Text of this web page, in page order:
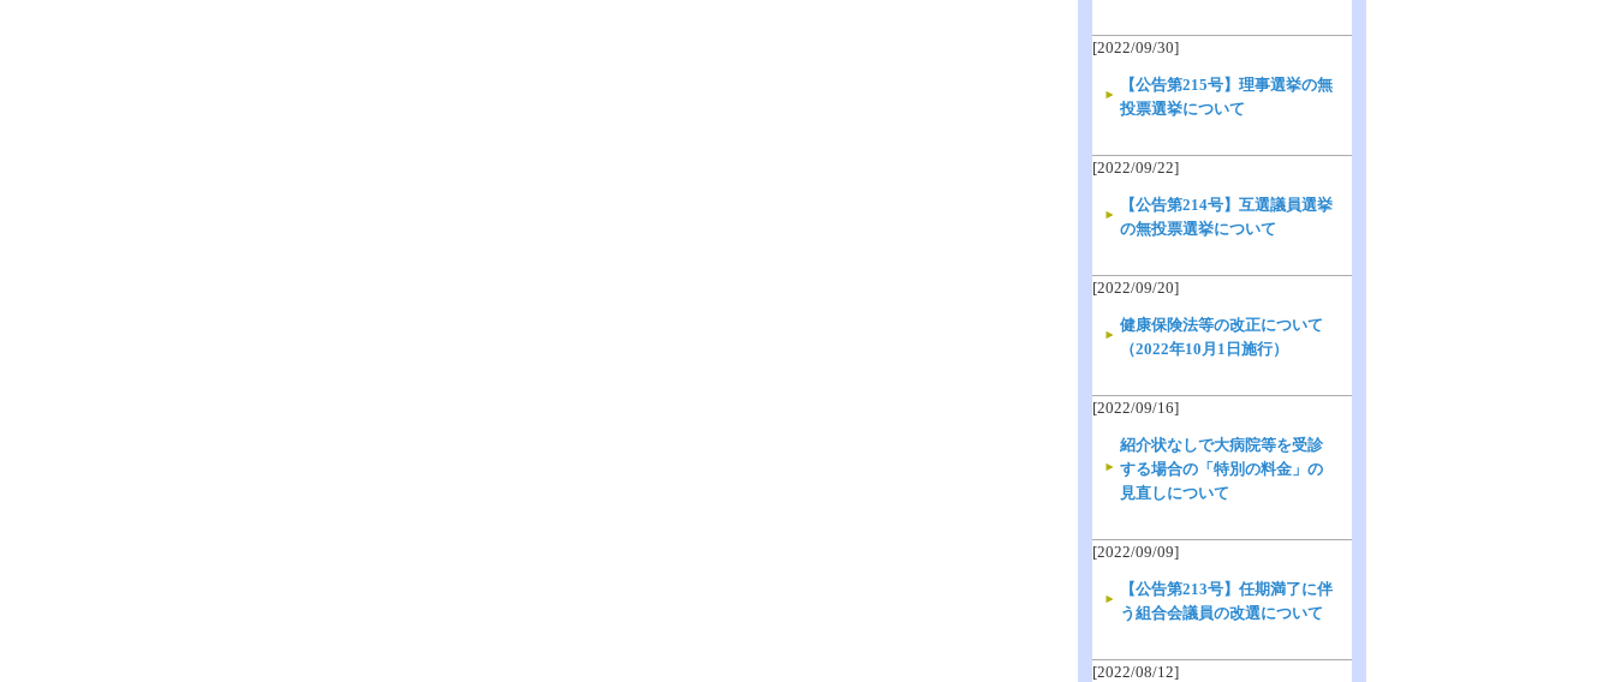
[2022/09/30]
【公告第215号】理事選挙の無
投票選挙について
[2022/09/22]
【公告第214号】互選議員選挙
の無投票選挙について
[2022/09/20]
健康保険法等の改正について
（2022年10月1日施行）
[2022/09/16]
紹介状なしで大病院等を受診
する場合の「特別の料金」の
見直しについて
[2022/09/09]
【公告第213号】任期満了に伴
う組合会議員の改選について
[2022/08/12]